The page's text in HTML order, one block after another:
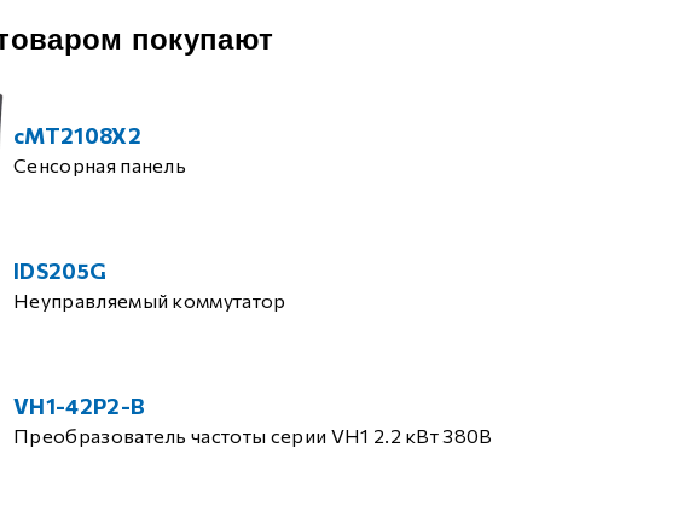
покупают
cMT2108X2
Сенсорная панель
IDS205G
Неуправляемый коммутатор
VH1-42P2-B
Преобразователь частоты серии VH1 2.2 кВт 380В